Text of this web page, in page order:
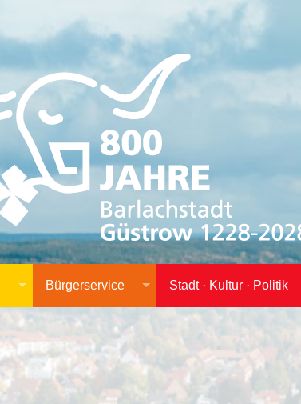
Bürgerservice Stadt · Kultur · Politik